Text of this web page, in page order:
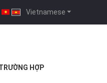
Vietnamese
HỢP